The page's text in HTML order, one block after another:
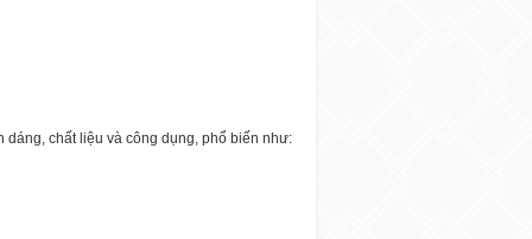
chất liệu và công dụng, phổ biến như: